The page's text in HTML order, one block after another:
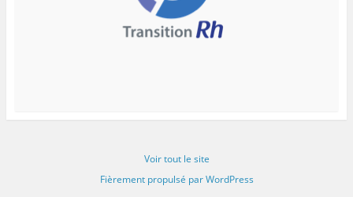
Voir tout le site
Fièrement propulsé par WordPress